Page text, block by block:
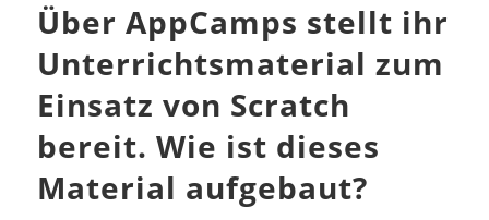
Über AppCamps stellt ihr
Unterrichtsmaterial zum
Einsatz von Scratch
bereit. Wie ist dieses
Material aufgebaut?